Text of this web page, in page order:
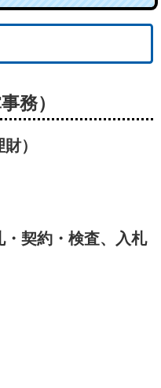
務）
）
契約・検査、入札